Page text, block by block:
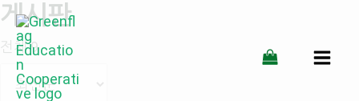
콘
텐
게시판
전체 9